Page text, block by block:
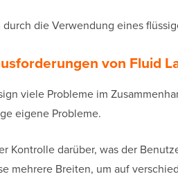
die Verwendung eines
von Fluid
viele Probleme im
eigene Probleme.
Kontrolle darüber, was der
mehrere Breiten, um auf